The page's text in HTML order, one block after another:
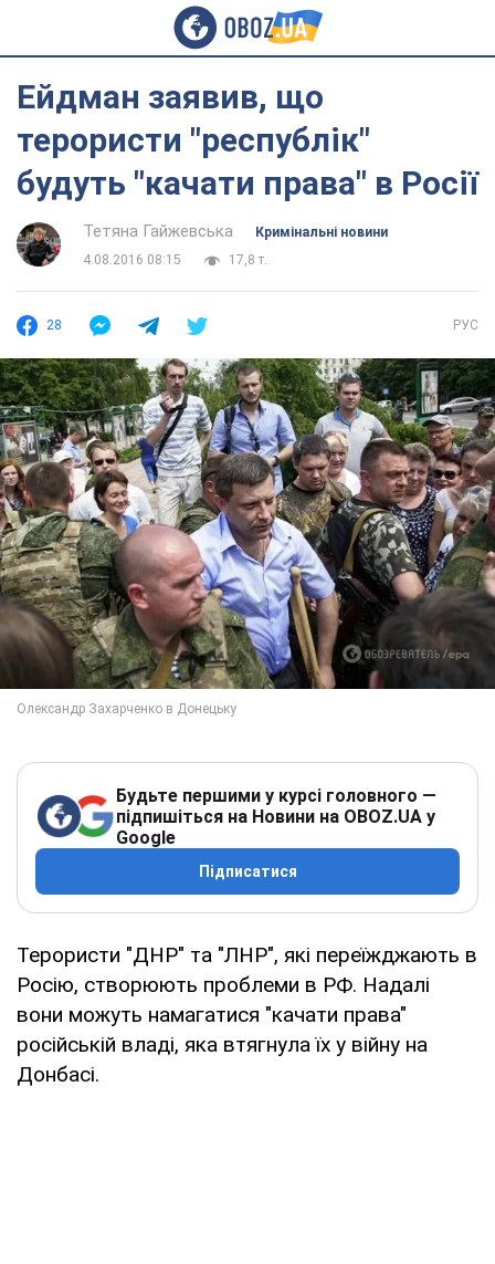
Ейдман заявив, що
терористи "республік"
будуть "качати права" в Росії
Тетяна Гайжевська
Кримінальні новини
4.08.2016 08:15
17,8 т.
28 РУС
Будьте першими у курсі головного —
підпишіться на Новини на OBOZ.UA у
Google
Підписатися
Терористи "ДНР" та "ЛНР", які переїжджають в
Росію, створюють проблеми в РФ. Надалі
вони можуть намагатися "качати права"
російській владі, яка втягнула їх у війну на
Донбасі.